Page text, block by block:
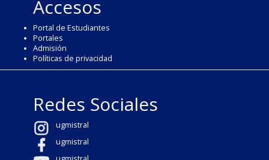
Accesos
Portal de Estudiantes
Portales
Admisión
Políticas de privacidad
Redes Sociales
ugmistral
ugmistral